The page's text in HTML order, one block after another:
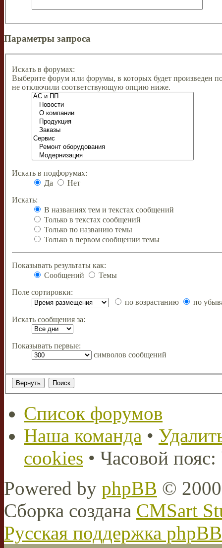
Параметры запроса
Искать в форумах:
Выберите форум или форумы, в которых будет произведен
не отключили соответствующую опцию ниже.
Искать в подфорумах:
Да
Нет
Искать:
В названиях тем и текстах сообщений
Только в текстах сообщений
Только по названию темы
Только в первом сообщении темы
Показывать результаты как:
Сообщений
Темы
Поле сортировки:
по возрастанию
по
Искать сообщения за:
Показывать первые:
символов сообщений
Список форумов
Наша команда •
cookies • Часовой
Powered by phpBB ©
Сборка создана CMSart
Русская поддержка phpBB